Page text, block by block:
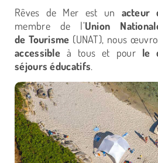
Rêves de Mer est un acteur
membre de l’Union
deTourisme (UNAT), nous
accessible à tous et pour le
séjours éducatifs.